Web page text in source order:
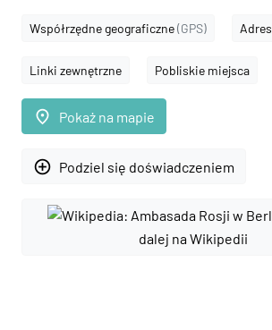
Współrzędne geograficzne(GPS) Adres
Linki zewnętrzne Pobliskie miejsca
place Pokaż na mapie
add_circle_outline Podziel się doświadczeniem
dalej na Wikipedii